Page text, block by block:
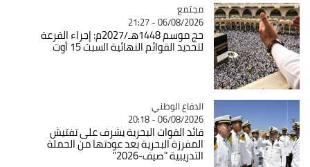
Catégorie
مجتمع
06/08/2026 - 21:27
حج موسم 1448هـ/2027م: إجراء القرعة
لتحديد القوائم النهائية السبت 15 أوت
Catégorie
الدفاع الوطني
06/08/2026 - 20:18
قائد القوات البحرية يشرف على تفتيش
المفرزة البحرية بعد عودتها من الحملة
التدريبية "صيف-2026"